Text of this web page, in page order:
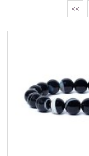
<<